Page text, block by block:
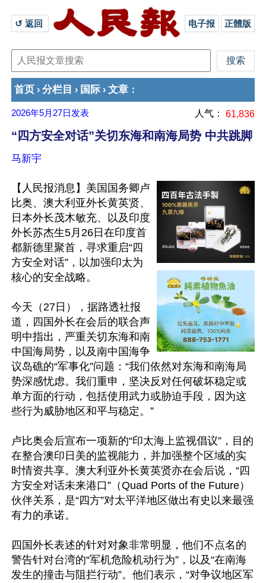
↺ 返回 电子报 正體版
首页 › 分栏目 › 国际 › 文章 ：
2026年5月27日 发表 人气： 61,836
“四方安全对话”关切东海和南海局势 中共跳脚
马新宇
【人民报消息】美国国务卿卢
比奥、澳大利亚外长黄英贤、
日本外长茂木敏充、以及印度
外长苏杰生5月26日在印度首
都新德里聚首，寻求重启“四
方安全对话”，以加强印太为
核心的安全战略。
今天（27日），据路透社报
道，四国外长在会后的联合声
明中指出，严重关切东海和南
中国海局势，以及南中国海争
议岛礁的“军事化”问题：“我们依然对东海和南海局
势深感忧虑。我们重申，坚决反对任何破坏稳定或
单方面的行动，包括使用武力或胁迫手段，因为这
些行为威胁地区和平与稳定。”
卢比奥会后宣布一项新的“印太海上监视倡议”，目的
在整合澳印日美的监视能力，并加强整个区域的实
时情资共享。澳大利亚外长黄英贤亦在会后说，“四
方安全对话未来港口”（Quad Ports of the Future）
伙伴关系，是“四方”对太平洋地区做出有史以来最强
有力的承诺。
四国外长表述的针对对象非常明显，他们不点名的
警告针对台湾的“军机危险机动行为”，以及“在南海
发生的撞击与阻拦行动”。他们表示，“对争议地区军